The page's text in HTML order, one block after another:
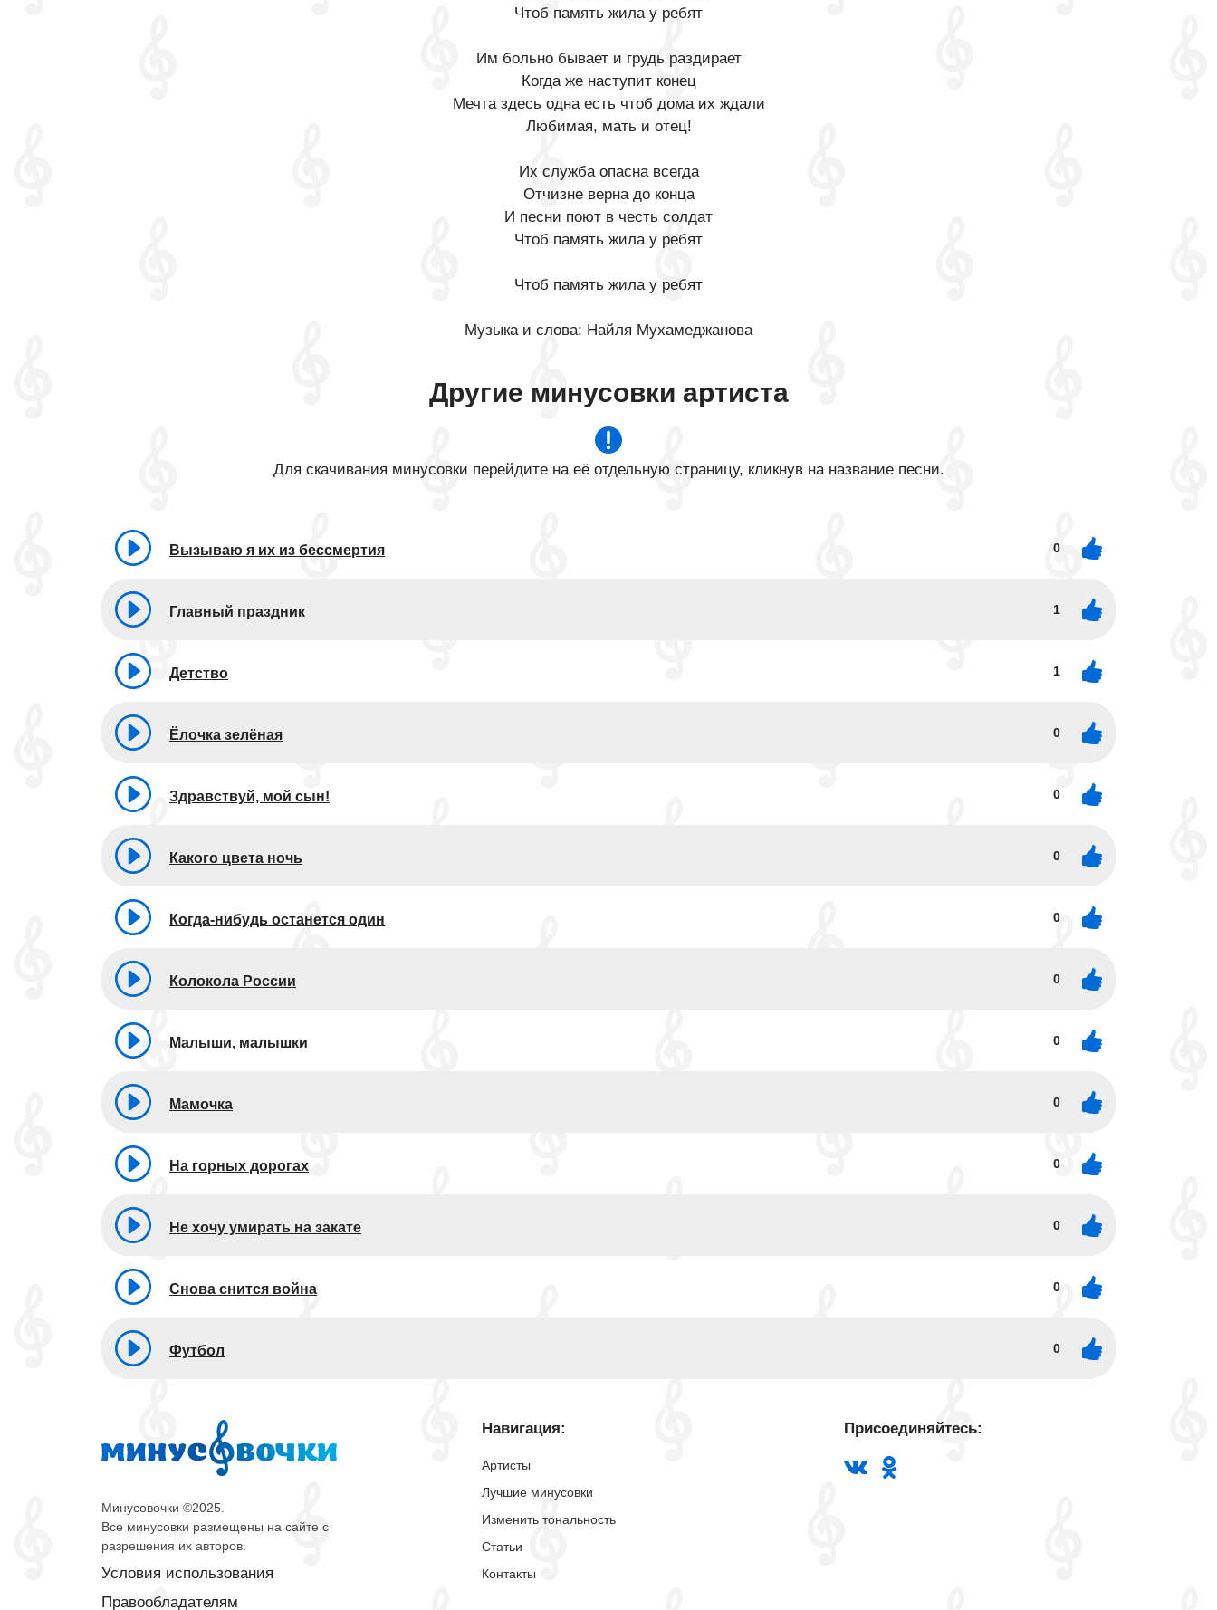
Чтоб память жила у ребят
Им больно бывает и грудь раздирает
Когда же наступит конец
Мечта здесь одна есть чтоб дома их ждали
Любимая, мать и отец!
Их служба опасна всегда
Отчизне верна до конца
И песни поют в честь солдат
Чтоб память жила у ребят
Чтоб память жила у ребят
Музыка и слова: Найля Мухамеджанова
Другие минусовки артиста
Для скачивания минусовки перейдите на её отдельную страницу, кликнув на название песни.
Вызываю я их из бессмертия 0
Главный праздник 1
Детство 1
Ёлочка зелёная 0
Здравствуй, мой сын! 0
Какого цвета ночь 0
Когда-нибудь останется один 0
Колокола России 0
Малыши, малышки 0
Мамочка 0
На горных дорогах 0
Не хочу умирать на закате 0
Снова снится война 0
Футбол 0
Минусовочки ©2025.
Все минусовки размещены на сайте с
разрешения их авторов.
Условия использования
Правообладателям
Навигация:
Артисты
Лучшие минусовки
Изменить тональность
Статьи
Контакты
Присоединяйтесь: